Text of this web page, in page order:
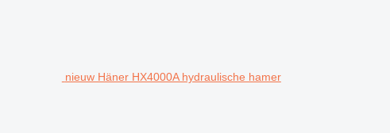
nieuw Häner HX4000A hydraulische hamer